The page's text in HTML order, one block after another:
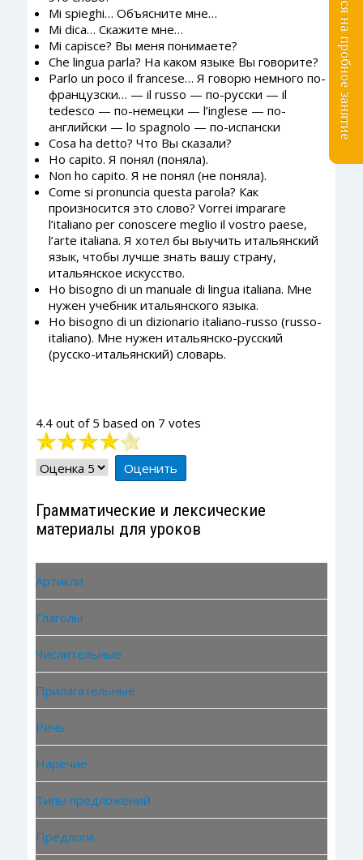
Mi spieghi… Объясните мне…
Mi dica… Скажите мне…
Mi capisce? Вы меня понимаете?
Che lingua parla? На каком языке Вы говорите?
Parlo un poco il francese… Я говорю немного по-
французски… — il russo — по-русски — il
tedesco — по-немецки — l’inglese — по-
английски — lo spagnolo — по-испански
Cosa ha detto? Что Вы сказали?
Ho capito. Я понял (поняла).
Non ho capito. Я не понял (не поняла).
Come si pronuncia questa parola? Как
произносится это слово? Vorrei imparare
l’italiano per conoscere meglio il vostro paese,
l’arte italiana. Я хотел бы выучить итальянский
язык, чтобы лучше знать вашу страну,
итальянское искусство.
Ho bisogno di un manuale di lingua italiana. Мне
нужен учебник итальянского языка.
Ho bisogno di un dizionario italiano-russo (russo-
italiano). Мне нужен итальянско-русский
(русско-итальянский) словарь.
4.4out of 5 based on 7 votes
Рейтинг:
4/5
Пожалуйста,
оцените
Грамматические и лексические
материалы для уроков
Артикли
Глаголы
Числительные
Прилагательные
Речь
Наречие
Типы предложений
Предлоги
Записаться на пробное занятие